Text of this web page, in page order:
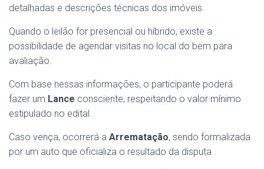
detalhadas e descrições técnicas dos imóveis.
Quando o leilão for presencial ou híbrido, existe a
possibilidade de agendar visitas no local do bem para
avaliação.
Com base nessas informações, o participante poderá
fazer um Lance consciente, respeitando o valor mínimo
estipulado no edital.
Caso vença, ocorrerá a Arrematação, sendo formalizada
por um auto que oficializa o resultado da disputa